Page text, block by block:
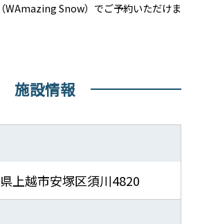
WAmazing Snow）でご予約いただけま
施設情報
上越市安塚区須川4820